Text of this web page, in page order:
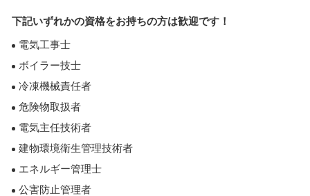
下記いずれかの資格をお持ちの方は歓迎です！
電気工事士
ボイラー技士
冷凍機械責任者
危険物取扱者
電気主任技術者
建物環境衛生管理技術者
エネルギー管理士
公害防止管理者